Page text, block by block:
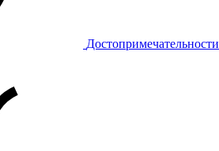
Достопримечательности